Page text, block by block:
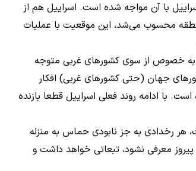
با آن مواجه شده است. اسراییل هم از
محسوب می‌شد، این موقعیت با عملیات
به خصوص از سوی کشورهای غربی متوجه
جهان (حتی کشورهای غربی) افکار
با ادامه روند فعلی اسراییل قطعا بازنده
هر رخدادی به جز نابودی حماس به منزله
معرفی نشود، تبعاتی خواهد داشت و